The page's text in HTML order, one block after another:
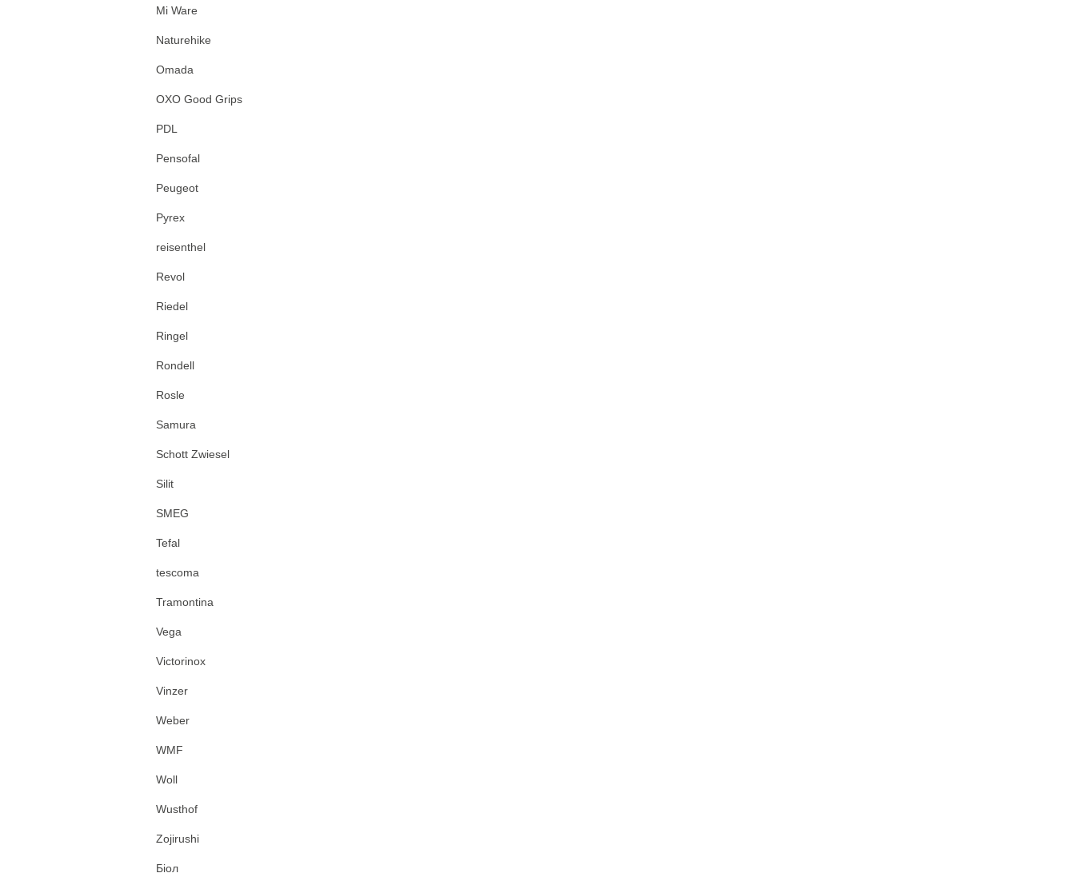
Mi Ware
Naturehike
Omada
OXO Good Grips
PDL
Pensofal
Peugeot
Pyrex
reisenthel
Revol
Riedel
Ringel
Rondell
Rosle
Samura
Schott Zwiesel
Silit
SMEG
Tefal
tescoma
Tramontina
Vega
Victorinox
Vinzer
Weber
WMF
Woll
Wusthof
Zojirushi
Біол